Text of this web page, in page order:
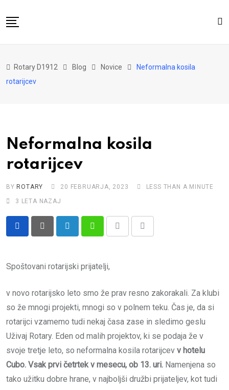
to
O nas
Kontakt
Rotary D1912 Blog Novice
Neformalna kosila
rotarijcev
Neformalna kosila
rotarijcev
BY ROTARY 20 FEBRUARJA, 2023
LESS THAN A MINUTE
3 LETA NAZAJ
Spoštovani rotarijski prijatelji,
v novo rotarijsko leto smo že prav resno zakorakali. Za klubi
so že mnogi projekti, mnogi so v polnem teku. Čas je, da si
rotarijci vzamemo tudi nekaj časa zase in sledimo geslu
Uživaj Rotary. Eden od malih projektov, ki se podaja že v
svoje tretje leto, so neformalna kosila rotarijcev v hotelu
Cubo. Vsak prvi četrtek v mesecu, ob 13. uri. Namenjena so
tako užitku dobre hrane, v najboljši družbi prijateljev, kot tudi